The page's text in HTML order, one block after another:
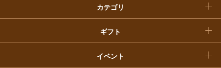
コーヒー・紅茶・日本茶・ドリンク（643）
カテゴリ
ギフト
イベント
福袋